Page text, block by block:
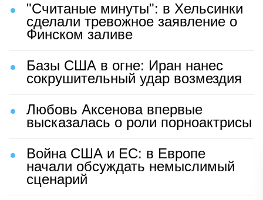
"Считаные минуты": в Хельсинки
сделали тревожное заявление о
Финском заливе
Базы США в огне: Иран нанес
сокрушительный удар возмездия
Любовь Аксенова впервые
высказалась о роли порноактрисы
Война США и ЕС: в Европе
начали обсуждать немыслимый
сценарий